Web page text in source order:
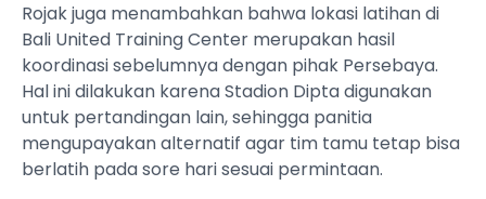
Rojak juga menambahkan bahwa lokasi latihan di
Bali United Training Center merupakan hasil
koordinasi sebelumnya dengan pihak Persebaya.
Hal ini dilakukan karena Stadion Dipta digunakan
untuk pertandingan lain, sehingga panitia
mengupayakan alternatif agar tim tamu tetap bisa
berlatih pada sore hari sesuai permintaan.